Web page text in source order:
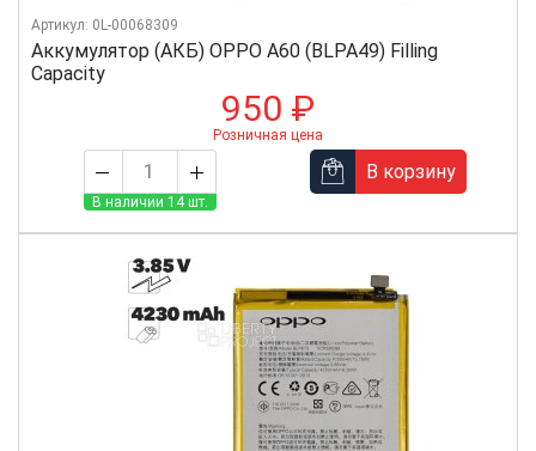
Аккумулятор (АКБ) OPPO A60 (BLPA49) Filling
Capacity
Артикул: 0L-00068309
950 ₽
Розничная цена
В наличии 14 шт.
В корзину